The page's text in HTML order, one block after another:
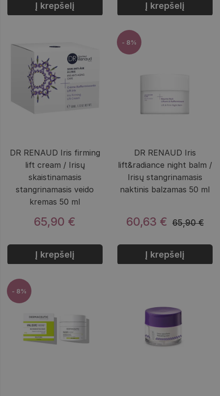
Į krepšelį Į krepšelį
DR RENAUD Iris firming
lift cream / Irisų
skaistinamasis
stangrinamasis veido
kremas 50 ml
65,90 €
Į krepšelį
DR RENAUD Iris
lift&radiance night balm /
Irisų stangrinamasis
naktinis balzamas 50 ml
60,63 € 65,90 €
Į krepšelį
- 8%
- 8%